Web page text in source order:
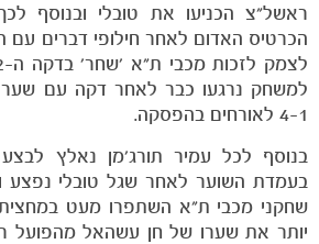
ראשל"צ הכניעו את טובלי ובנוסף
הכרטיס האדום לאחר חילופי דברים עם
למשחק נרגעו כבר לאחר דקה עם שער
4-1 לאורחים בהפסקה.
בנוסף לכל עמיר תורג'מן נאלץ לבצע
בעמדת השוער לאחר שגל טובלי נפצע
שחקני מכבי ת"א השתפרו מעט במחצית
יותר את שערו של חן עשהאל מהפועל